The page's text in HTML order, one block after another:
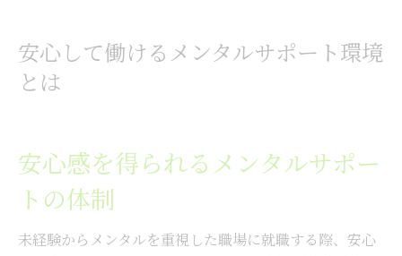
安心して働けるメンタルサポート環境
とは
安心感を得られるメンタルサポー
トの体制
未経験からメンタルを重視した職場に就職する際、安心